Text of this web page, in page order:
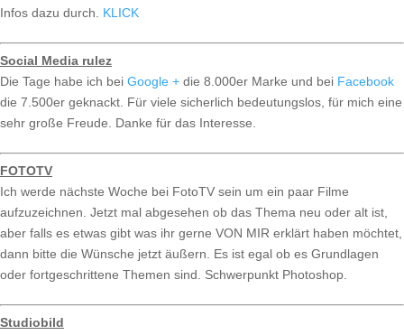
Infos dazu durch. KLICK
Social Media rulez
Die Tage habe ich bei Google + die 8.000er Marke und bei Facebook
die 7.500er geknackt. Für viele sicherlich bedeutungslos, für mich eine
sehr große Freude. Danke für das Interesse.
FOTOTV
Ich werde nächste Woche bei FotoTV sein um ein paar Filme
aufzuzeichnen. Jetzt mal abgesehen ob das Thema neu oder alt ist,
aber falls es etwas gibt was ihr gerne VON MIR erklärt haben möchtet,
dann bitte die Wünsche jetzt äußern. Es ist egal ob es Grundlagen
oder fortgeschrittene Themen sind. Schwerpunkt Photoshop.
Studiobild